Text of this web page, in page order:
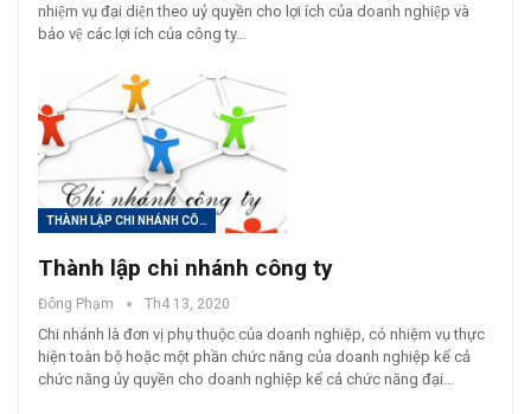
nhiệm vụ đại diện theo uỷ quyền cho lợi ích của doanh nghiệp và
bảo vệ các lợi ích của công ty…
THÀNH LẬP CHI NHÁNH CÔNG TY
Thành lập chi nhánh công ty
Đông Phạm Th4 13, 2020
Chi nhánh là đơn vị phụ thuộc của doanh nghiệp, có nhiệm vụ thực
hiện toàn bộ hoặc một phần chức năng của doanh nghiệp kể cả
chức năng ủy quyền cho doanh nghiệp kể cả chức năng đại…